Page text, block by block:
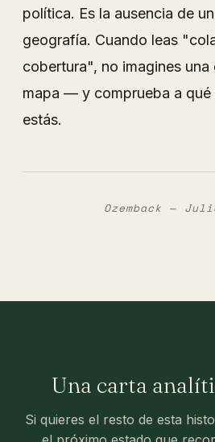
política. Es la ausencia de
geografía. Cuando leas
cobertura", no imagines una
mapa — y comprueba a qué
estás.
Ozemback —
Una carta
Si quieres el resto de esta